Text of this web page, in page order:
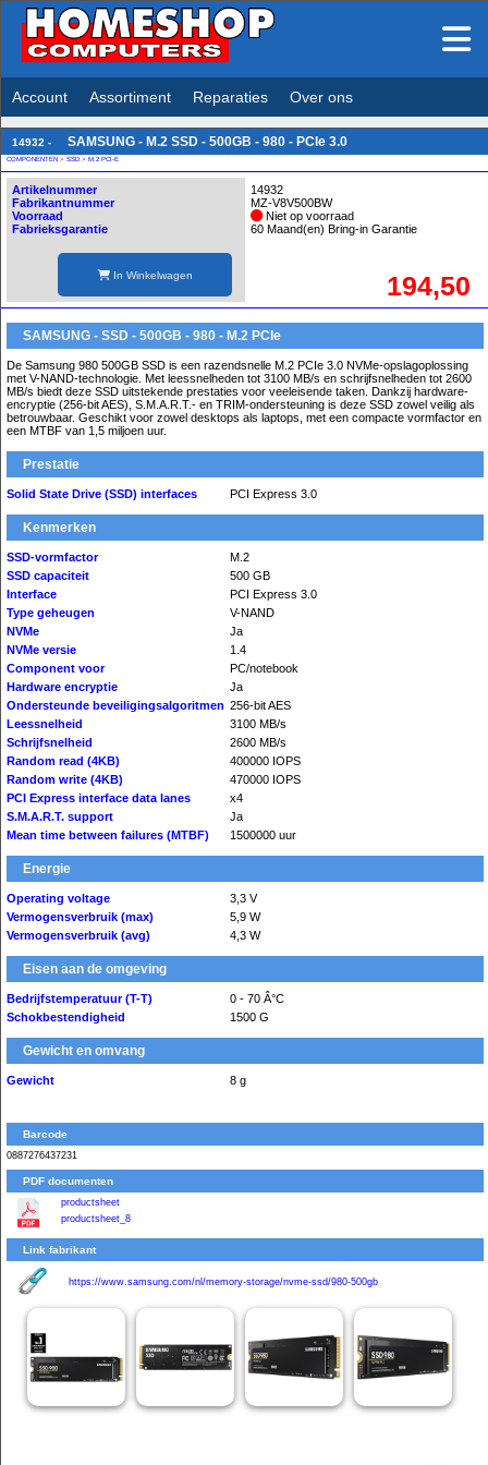
Account Assortiment Reparaties Over ons
14932 - SAMSUNG - M.2 SSD - 500GB - 980 - PCIe 3.0
COMPONENTEN > SSD > M.2 PCI-E
Artikelnummer
Fabrikantnummer
Voorraad
Fabrieksgarantie
In Winkelwagen
14932
MZ-V8V500BW
Niet op voorraad
60 Maand(en) Bring-in Garantie
194,50
SAMSUNG - SSD - 500GB - 980 - M.2 PCIe
De Samsung 980 500GB SSD is een razendsnelle M.2 PCIe 3.0 NVMe-opslagoplossing
met V-NAND-technologie. Met leessnelheden tot 3100 MB/s en schrijfsnelheden tot 2600
MB/s biedt deze SSD uitstekende prestaties voor veeleisende taken. Dankzij hardware-
encryptie (256-bit AES), S.M.A.R.T.- en TRIM-ondersteuning is deze SSD zowel veilig als
betrouwbaar. Geschikt voor zowel desktops als laptops, met een compacte vormfactor en
een MTBF van 1,5 miljoen uur.
Prestatie
Solid State Drive (SSD) interfaces PCI Express 3.0
Kenmerken
SSD-vormfactor
M.2
SSD capaciteit
500 GB
Interface
PCI Express 3.0
Type geheugen
V-NAND
NVMe
Ja
NVMe versie
1.4
Component voor
PC/notebook
Hardware encryptie
Ja
Ondersteunde beveiligingsalgoritmen 256-bit AES
Leessnelheid
3100 MB/s
Schrijfsnelheid
2600 MB/s
Random read (4KB)
400000 IOPS
Random write (4KB)
470000 IOPS
PCI Express interface data lanes
x4
S.M.A.R.T. support
Ja
Mean time between failures (MTBF)
1500000 uur
Energie
Operating voltage
3,3 V
Vermogensverbruik (max)
5,9 W
Vermogensverbruik (avg)
4,3 W
Eisen aan de omgeving
Bedrijfstemperatuur (T-T)
0 - 70 Â°C
Schokbestendigheid
1500 G
Gewicht en omvang
Gewicht 8 g
Barcode
0887276437231
PDF documenten
productsheet
productsheet_8
Link fabrikant
https://www.samsung.com/nl/memory-storage/nvme-ssd/980-500gb